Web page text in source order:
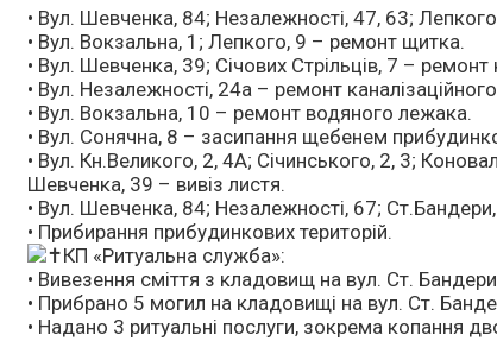
• Вул. Шевченка, 84; Незалежності, 47, 63;
• Вул. Вокзальна, 1; Лепкого, 9 – ремонт щитка.
• Вул. Шевченка, 39; Січових Стрільців, 7 –
• Вул. Незалежності, 24а – ремонт
• Вул. Вокзальна, 10 – ремонт водяного лежака.
• Вул. Сонячна, 8 – засипання щебенем
• Вул. Кн.Великого, 2, 4А; Січинського, 2, 3;
Шевченка, 39 – вивіз листя.
• Вул. Шевченка, 84; Незалежності, 67;
• Прибирання прибудинкових територій.
КП «Ритуальна служба»:
• Вивезення сміття з кладовищ на вул. Ст.
• Прибрано 5 могил на кладовищі на вул. Ст.
• Надано 3 ритуальні послуги, зокрема копання